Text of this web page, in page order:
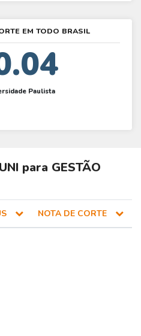
EM TODO BRASIL
Paulista
para GESTÃO
NOTA DE CORTE